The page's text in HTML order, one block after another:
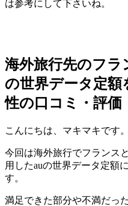
は参考にして下さいね。
海外旅行先のフラ
の世界データ定額
性の口コミ・評価
こんにちは、マキマキです。
今回は海外旅行でフランス
用したauの世界データ定額
す。
満足できた部分や不満だっ